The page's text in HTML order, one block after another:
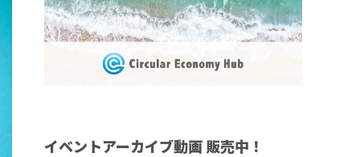
イベントアーカイブ動画 販売中！